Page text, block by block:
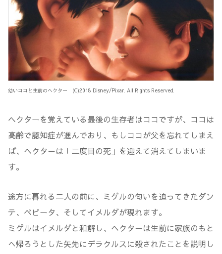
幼いココと生前のヘクター (C)2018 Disney/Pixar. All Rights Reserved.
ヘクターを覚えている最後の生存者はココですが、ココは
高齢で認知症が進んでおり、もしココが父を忘れてしまえ
ば、ヘクターは「二度目の死」を迎えて消えてしまいま
す。
途方に暮れる二人の前に、ミゲルの匂いを追ってきたダン
テ、ペピータ、そしてイメルダが現れます。
ミゲルはイメルダと和解し、ヘクターは生前に家族のもと
へ帰ろうとした矢先にデラクルスに殺されたことを説明し